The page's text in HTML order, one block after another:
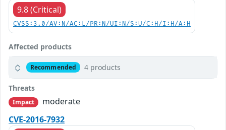
9.8 (Critical)
CVSS:3.0/AV:N/AC:L/PR:N/UI:N/S:U/C:H/I:H/A:H
Affected products
Recommended 4 products
Threats
Impact
moderate
CVE-2016-7932